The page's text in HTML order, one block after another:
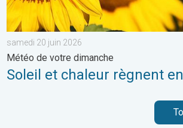
samedi 20 juin 2026
Météo de votre dimanche
Soleil et chaleur règnent